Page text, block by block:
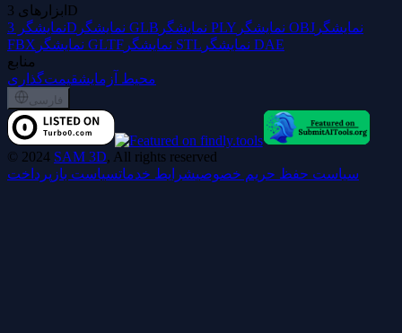
ابزارهای 3D
نمایشگر 3D
نمایشگر GLB نمایشگر PLY نمایشگر OBJ نمایشگر
FBX
نمایشگر GLTF نمایشگر STL
نمایشگر DAE
منابع
محیط آزمایشقیمت‌گذاری
فارسی
© 2024 SAM 3D, All rights reserved
سیاست حفظ حریم خصوصیشرایط خدماتسیاست بازپرداخت